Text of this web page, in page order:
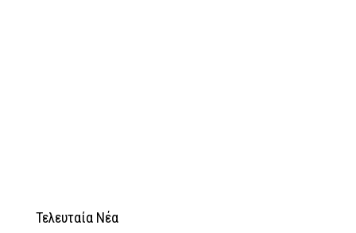
Τελευταία Νέα